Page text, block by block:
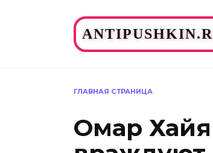
ГЛАВНАЯ СТРАНИЦА
Омар